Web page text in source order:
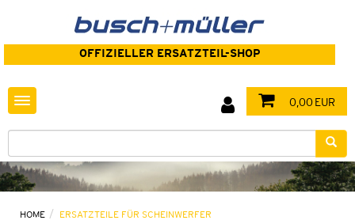
OFFIZIELLER ERSATZTEIL-SHOP
Toggle navigation 0,00 EUR
HOME ERSATZTEILE FÜR SCHEINWERFER